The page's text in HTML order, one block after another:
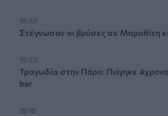
19:33
Στέγνωσαν οι βρύσες σε Μαραθίτη
19:23
Τραγωδία στην Πάρο: Πνίγηκε
bar
19:15